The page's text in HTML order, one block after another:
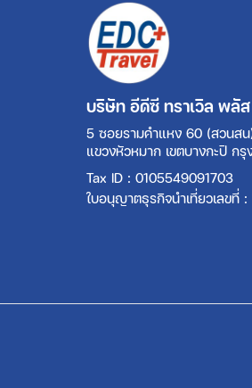
บริษัท อีดีซี ทราเวิล พลั
5 ซอยรามคำแหง 60 (สวนส
แขวงหัวหมาก เขตบางกะปิ ก
Tax ID : 0105549091703
ใบอนุญาตธุรกิจนำเที่ยวเลขที่